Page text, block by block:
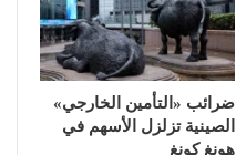
ضرائب «التأمين الخارجي»
الصينية تزلزل الأسهم في
هونغ كونغ